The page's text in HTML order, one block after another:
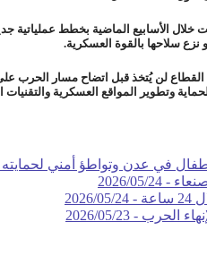
الأسابيع الماضية بخطط عملياتية
سلاحها بالقوة العسكرية.
لن يُتخذ قبل اتضاح مسار الحرب
وتطوير المواقع العسكرية
-
2026/05/24
2026/05/24
الحرب - 2026/05/23